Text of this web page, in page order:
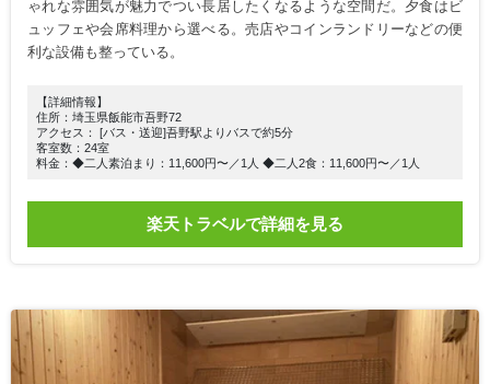
ゃれな雰囲気が魅力でつい長居したくなるような空間だ。夕食はビ
ュッフェや会席料理から選べる。売店やコインランドリーなどの便
利な設備も整っている。
【詳細情報】
住所：埼玉県飯能市吾野72
アクセス： [バス・送迎]吾野駅よりバスで約5分
客室数：24室
料金：◆二人素泊まり：11,600円〜／1人 ◆二人2食：11,600円〜／1人
楽天トラベルで詳細を見る